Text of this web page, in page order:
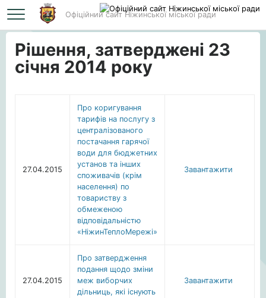
Офіційний сайт Ніжинської міської ради
Головна Рішення, затверджені 23 січня 2014 року
Рішення, затверджені 23
січня 2014 року
27.04.2015
Про коригування
тарифів на послугу з
централізованого
постачання гарячої
води для бюджетних
установ та інших
споживачів (крім
населення) по
товариству з
обмеженою
відповідальністю
«НіжинТеплоМережі»
Завантажити
27.04.2015
Про затвердження
подання щодо зміни
меж виборчих
дільниць, які існують
Завантажити